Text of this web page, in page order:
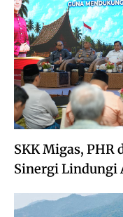
SKK Migas, PHR
Sinergi Lindungi